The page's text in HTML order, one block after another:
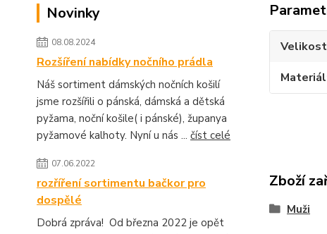
Novinky
08.08.2024
Rozšíření nabídky nočního prádla
Náš sortiment dámských nočních košilí
jsme rozšířili o pánská, dámská a dětská
pyžama, noční košile( i pánské), županya
pyžamové kalhoty. Nyní u nás ... číst celé
07.06.2022
rozříření sortimentu bačkor pro
dospělé
Dobrá zpráva! Od března 2022 je opět
Velikost
Materiál
Zboží
Muži